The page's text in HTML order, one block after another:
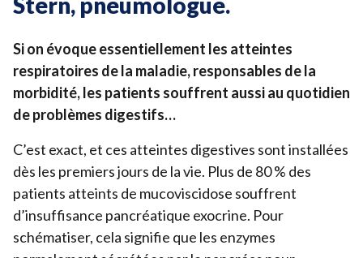
Si on évoque essentiellement les atteintes
respiratoires de la maladie, responsables de la
morbidité, les patients souffrent aussi au quotidien
de problèmes digestifs…
C’est exact, et ces atteintes digestives sont installées
dès les premiers jours de la vie. Plus de 80% des
patients atteints de mucoviscidose souffrent
d’insuffisance pancréatique exocrine. Pour
schématiser, cela signifie que les enzymes